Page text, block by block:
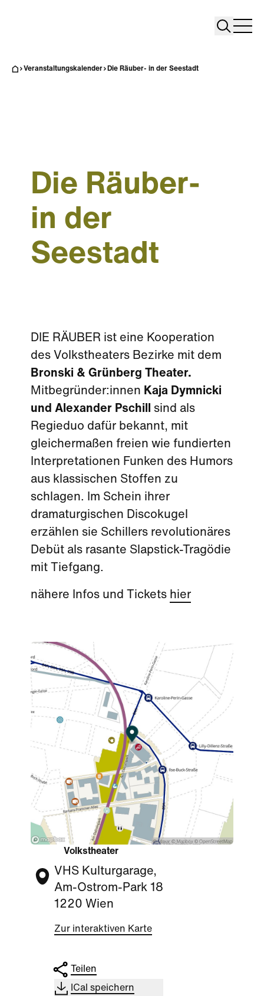
Search
Veranstaltungskalender Die Räuber- in der Seestadt
Volkstheater
VHS Kulturgarage,
Am-Ostrom-Park 18
1220 Wien
Zur interaktiven Karte
Teilen
ICal speichern
Die Räuber-
in der
Seestadt
DIE RÄUBER ist eine Kooperation
des Volkstheaters Bezirke mit dem
Bronski & Grünberg Theater.
Mitbegründer:innen Kaja Dymnicki
und Alexander Pschill sind als
Regieduo dafür bekannt, mit
gleichermaßen freien wie fundierten
Interpretationen Funken des Humors
aus klassischen Stoffen zu
schlagen. Im Schein ihrer
dramaturgischen Discokugel
erzählen sie Schillers revolutionäres
Debüt als rasante Slapstick-Tragödie
mit Tiefgang.
nähere Infos und Tickets hier